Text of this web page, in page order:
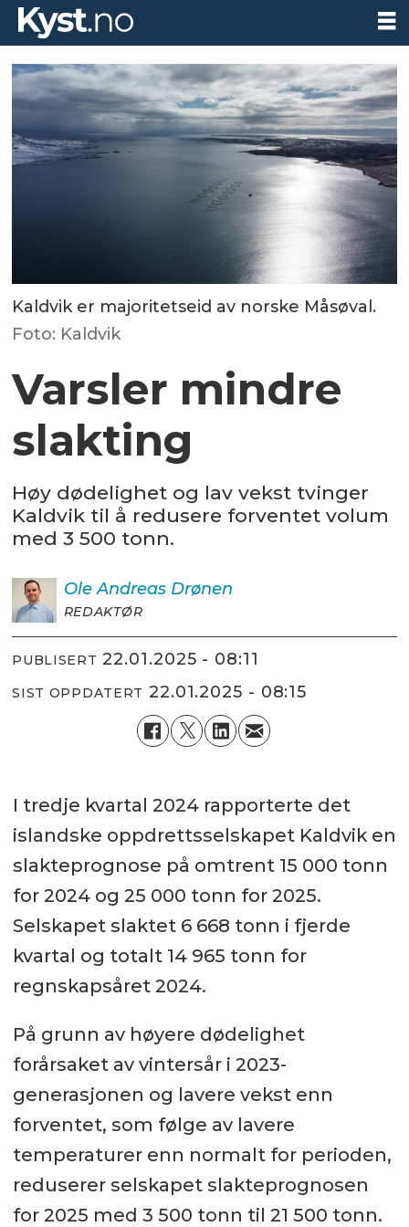
Kaldvik er majoritetseid av norske Måsøval.
Foto: Kaldvik
Varsler mindre
slakting
Høy dødelighet og lav vekst tvinger
Kaldvik til å redusere forventet volum
med 3 500 tonn.
Ole Andreas Drønen
REDAKTØR
PUBLISERT 22.01.2025 - 08:11
SIST OPPDATERT 22.01.2025 - 08:15
I tredje kvartal 2024 rapporterte det
islandske oppdrettsselskapet Kaldvik en
slakteprognose på omtrent 15 000 tonn
for 2024 og 25 000 tonn for 2025.
Selskapet slaktet 6 668 tonn i fjerde
kvartal og totalt 14 965 tonn for
regnskapsåret 2024.
På grunn av høyere dødelighet
forårsaket av vinter­sår i 2023-
generasjonen og lavere vekst enn
forventet, som følge av lavere
temperaturer enn normalt for perioden,
reduserer selskapet slakteprognosen
for 2025 med 3 500 tonn til 21 500 tonn.